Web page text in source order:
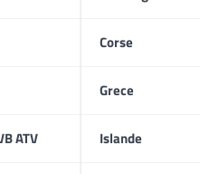
ATV
Corse
Grece
Islande